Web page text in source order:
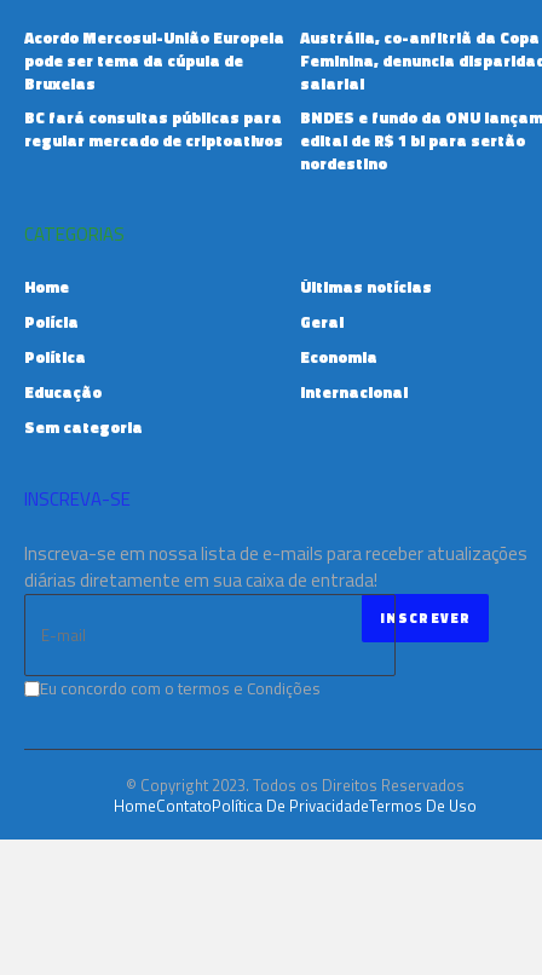
Acordo Mercosul-União Europeia
pode ser tema da cúpula de
Bruxelas
Austrália, co-anfitriã da Copa
Feminina, denuncia
salarial
BC fará consultas públicas para
regular mercado de criptoativos
BNDES e fundo da ONU lançam
edital de R$ 1 bi para sertão
nordestino
CATEGORIAS
Home
Últimas notícias
Polícia
Geral
Política
Economia
Educação
Internacional
Sem categoria
INSCREVA-SE
Inscreva-se em nossa lista de e-mails para receber atualizações
diárias diretamente em sua caixa de entrada!
Eu concordo com o termos e Condições
© Copyright 2023. Todos os Direitos Reservados
HomeContatoPolítica De PrivacidadeTermos De Uso